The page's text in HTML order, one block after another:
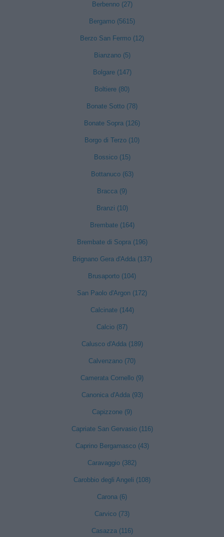
Berbenno (27)
Bergamo (5615)
Berzo San Fermo (12)
Bianzano (5)
Bolgare (147)
Boltiere (80)
Bonate Sotto (78)
Bonate Sopra (126)
Borgo di Terzo (10)
Bossico (15)
Bottanuco (63)
Bracca (9)
Branzi (10)
Brembate (164)
Brembate di Sopra (196)
Brignano Gera d'Adda (137)
Brusaporto (104)
San Paolo d'Argon (172)
Calcinate (144)
Calcio (87)
Calusco d'Adda (189)
Calvenzano (70)
Camerata Cornello (9)
Canonica d'Adda (93)
Capizzone (9)
Capriate San Gervasio (116)
Caprino Bergamasco (43)
Caravaggio (382)
Carobbio degli Angeli (108)
Carona (6)
Carvico (73)
Casazza (116)